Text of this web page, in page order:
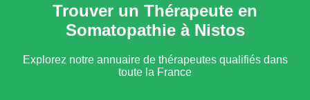
Trouver un Thérapeute en
Somatopathie à Nistos
Explorez notre annuaire de thérapeutes qualifiés dans
toute la France